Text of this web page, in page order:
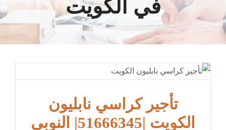
في الكويت
تأجير كراسي نابليون
الكويت |51666345| النوبي